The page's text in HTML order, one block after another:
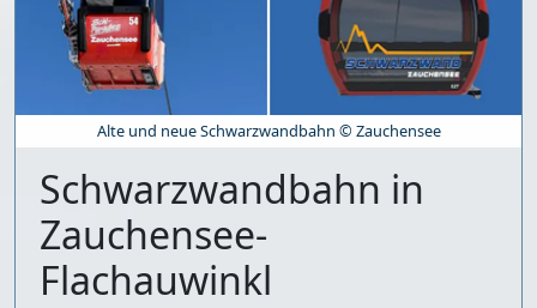
Alte und neue Schwarzwandbahn © Zauchensee
Schwarzwandbahn in
Zauchensee-
Flachauwinkl